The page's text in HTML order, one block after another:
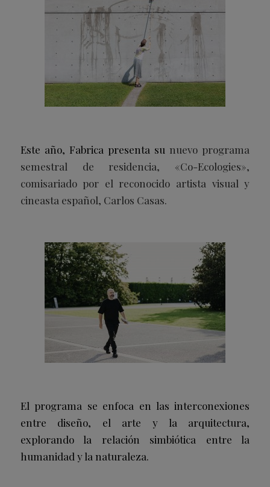
Este año, Fabrica presenta su nuevo programa
semestral de residencia, «Co-Ecologies»,
comisariado por el reconocido artista visual y
cineasta español, Carlos Casas.
El programa se enfoca en las interconexiones
entre diseño, el arte y la arquitectura,
explorando la relación simbiótica entre la
humanidad y la naturaleza.